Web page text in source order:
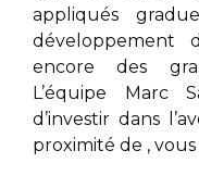
appliqués
encore des
L’équipe Marc
d’investir dans
proximité de ,